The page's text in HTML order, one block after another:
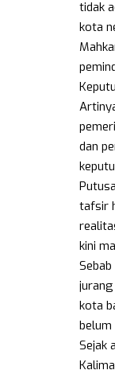
tidak
kota
dan
tafsir
kini
kota
belum
Sejak